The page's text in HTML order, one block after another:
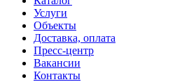
Услуги
Объекты
Доставка, оплата
Пресс-центр
Вакансии
Контакты